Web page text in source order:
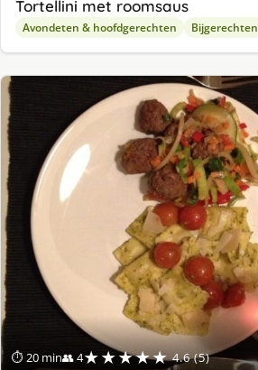
Tortellini met roomsaus
Avondeten & hoofdgerechten Bijgerechten
⏱ 20 min👥 4★★★★★ 4.6 (5)